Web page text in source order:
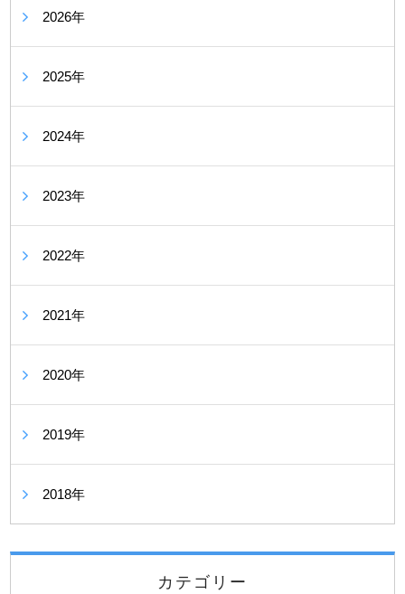
2026年
2025年
2024年
2023年
2022年
2021年
2020年
2019年
2018年
カテゴリー